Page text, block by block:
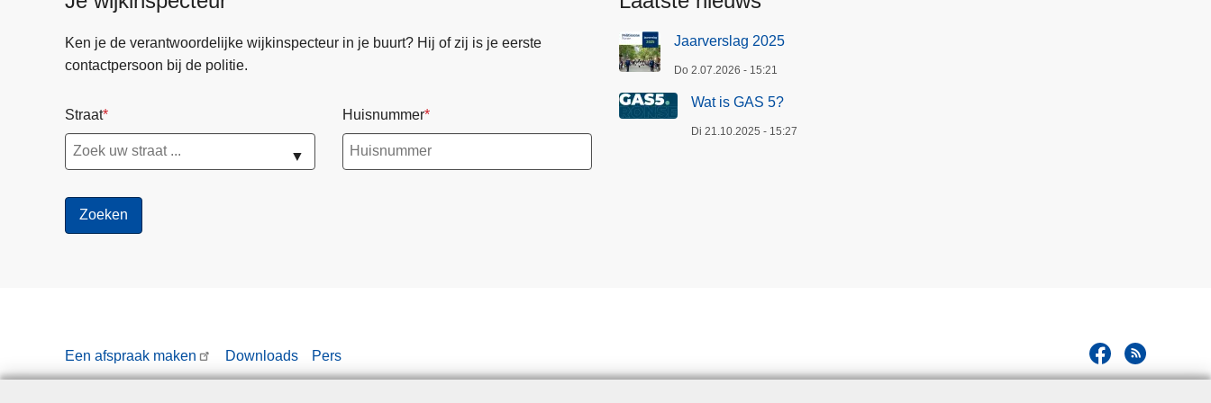
Ken je de verantwoordelijke wijkinspecteur in je buurt? Hij of zij is je eerste
contactpersoon bij de politie.
Straat
▼
Huisnummer
Jaarverslag 2025
Do 2.07.2026 - 15:21
Wat is GAS 5?
Di 21.10.2025 - 15:27
Een afspraak maken Downloads Pers